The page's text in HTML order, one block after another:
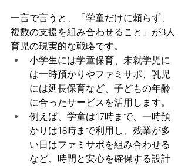
一言で言うと、「学童だけに頼らず、
複数の支援を組み合わせること」が3人
育児の現実的な戦略です。
小学生には学童保育、未就学児に
は一時預かりやファミサポ、乳児
には延長保育など、子どもの年齢
に合ったサービスを活用します。
例えば、学童は17時まで、一時預
かりは18時まで利用し、残業が多
い日はファミサポを組み合わせる
など、時間と安心を確保する設計